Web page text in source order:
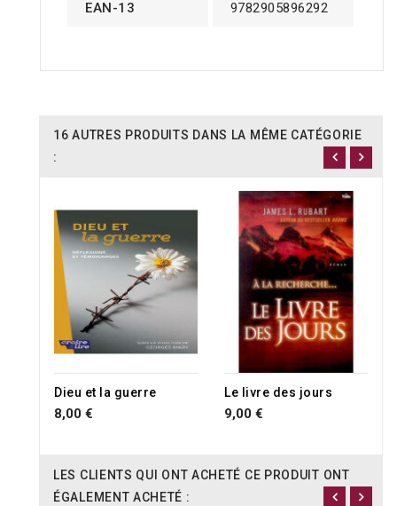
EAN-13 9782905896292
16 AUTRES PRODUITS DANS LA MÊME CATÉGORIE
:
Dieu et la guerre
8,00 €
Le livre des jours
9,00 €
LES CLIENTS QUI ONT ACHETÉ CE PRODUIT ONT
ÉGALEMENT ACHETÉ :